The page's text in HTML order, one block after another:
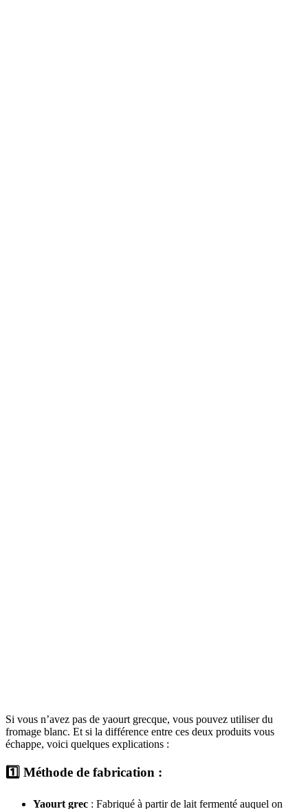
Si vous n’avez pas de yaourt grecque, vous pouvez utiliser du
fromage blanc. Et si la différence entre ces deux produits vous
échappe, voici quelques explications :
1️⃣ Méthode de fabrication :
Yaourt grec : Fabriqué à partir de lait fermenté auquel on